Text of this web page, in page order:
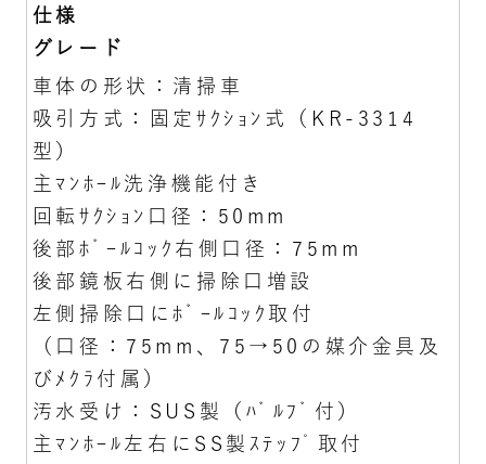
仕様
グレード
車体の形状：清掃車
吸引方式：固定ｻｸｼｮﾝ式（KR-3314
型）
主ﾏﾝﾎｰﾙ洗浄機能付き
回転ｻｸｼｮﾝ口径：50mm
後部ﾎﾞｰﾙｺｯｸ右側口径：75mm
後部鏡板右側に掃除口増設
左側掃除口にﾎﾞｰﾙｺｯｸ取付
（口径：75mm、75→50の媒介金具及
びﾒｸﾗ付属）
汚水受け：SUS製（ﾊﾞﾙﾌﾞ付）
主ﾏﾝﾎｰﾙ左右にSS製ｽﾃｯﾌﾟ取付